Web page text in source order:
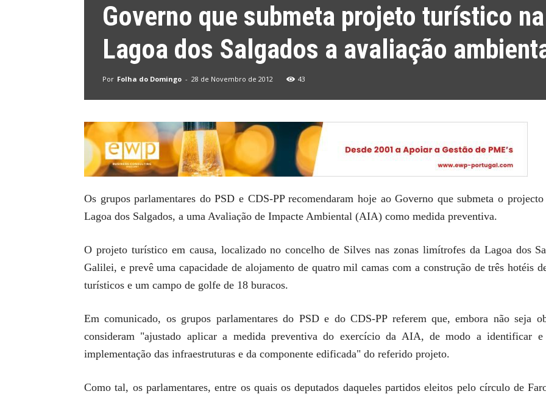
Governo que submeta projeto turístico na
Lagoa dos Salgados a avaliação
Por Folha do Domingo - 28 de Novembro de 2012 43
Os grupos parlamentares do PSD e CDS-PP recomendaram hoje ao Governo que submeta o
Lagoa dos Salgados, a uma Avaliação de Impacte Ambiental (AIA) como medida preventiva.
O projeto turístico em causa, localizado no concelho de Silves nas zonas limítrofes da Lagoa dos
Galilei, e prevê uma capacidade de alojamento de quatro mil camas com a construção de três hotéis
turísticos e um campo de golfe de 18 buracos.
Em comunicado, os grupos parlamentares do PSD e do CDS-PP referem que, embora não seja
consideram "ajustado aplicar a medida preventiva do exercício da AIA, de modo a identificar e
implementação das infraestruturas e da componente edificada" do referido projeto.
Como tal, os parlamentares, entre os quais os deputados daqueles partidos eleitos pelo círculo de